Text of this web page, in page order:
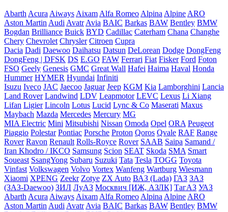
Abarth Acura Aiways Aixam Alfa Romeo Alpina Alpine ARO
Aston Martin Audi Avatr Avia BAIC Barkas BAW Bentley BMW
Bogdan Brilliance Buick BYD Cadillac Caterham Chana Changhe
Chery Chevrolet Chrysler Citroen Cupra
Dacia Dadi Daewoo Daihatsu Datsun DeLorean Dodge DongFeng
DongFeng | DFSK DS E.GO FAW Ferrari Fiat Fisker Ford Foton
FSO Geely Genesis GMC Great Wall Hafei Haima Haval Honda
Hummer HYMER Hyundai Infiniti
Isuzu Iveco JAC Jaecoo Jaguar Jeep KGM Kia Lamborghini Lancia
Land Rover Landwind LDV Leapmotor LEVC Lexus Li Xiang
Lifan Ligier Lincoln Lotus Lucid Lync & Co Maserati Maxus
Maybach Mazda Mercedes Mercury MG
MIA Electric Mini Mitsubishi Nissan Omoda Opel ORA Peugeot
Piaggio Polestar Pontiac Porsche Proton Qoros Qvale RAF Range
Rover Ravon Renault Rolls-Royce Rover SAAB Saipa Samand /
Iran Khodro / IKCO Samsung Scion SEAT Skoda SMA Smart
Soueast SsangYong Subaru Suzuki Tata Tesla TOGG Toyota
Vinfast Volkswagen Volvo Vortex Wanfeng Wartburg Wiesmann
Xiaomi XPENG Zeekr Zotye ZX Auto ВАЗ (Lada) ГАЗ ЗАЗ
(ЗАЗ-Daewoo) ЗИЛ ЛуАЗ Москвич [ИЖ, АЗЛК] ТагАЗ УАЗ
Abarth Acura Aiways Aixam Alfa Romeo Alpina Alpine ARO
Aston Martin Audi Avatr Avia BAIC Barkas BAW Bentley BMW